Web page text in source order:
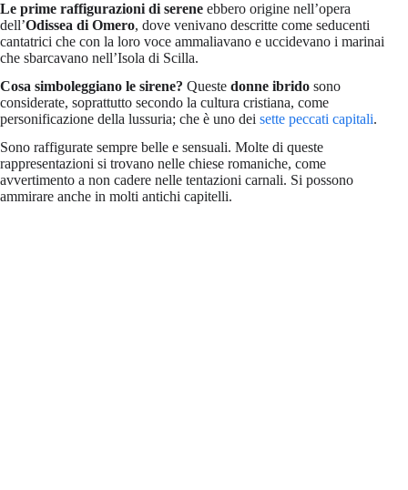
Le prime raffigurazioni di serene ebbero origine nell’opera
dell’Odissea di Omero, dove venivano descritte come seducenti
cantatrici che con la loro voce ammaliavano e uccidevano i marinai
che sbarcavano nell’Isola di Scilla.
Cosa simboleggiano le sirene? Queste donne ibrido sono
considerate, soprattutto secondo la cultura cristiana, come
personificazione della lussuria; che è uno dei sette peccati capitali.
Sono raffigurate sempre belle e sensuali. Molte di queste
rappresentazioni si trovano nelle chiese romaniche, come
avvertimento a non cadere nelle tentazioni carnali. Si possono
ammirare anche in molti antichi capitelli.